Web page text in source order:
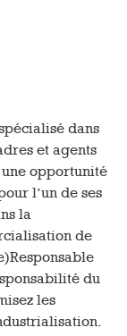
dans
et agents
opportunité
l’un de ses
la
de
du
les